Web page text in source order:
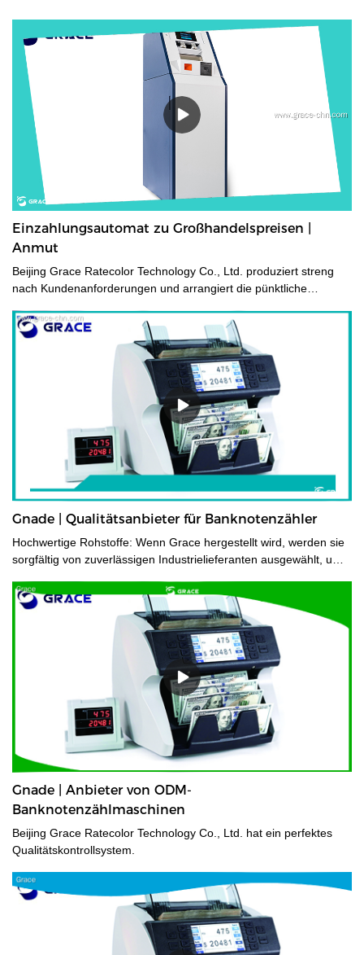
Einzahlungsautomat zu Großhandelspreisen |
Anmut
Beijing Grace Ratecolor Technology Co., Ltd. produziert streng
nach Kundenanforderungen und arrangiert die pünktliche
Gnade | Qualitätsanbieter für Banknotenzähler
Hochwertige Rohstoffe: Wenn Grace hergestellt wird, werden sie
sorgfältig von zuverlässigen Industrielieferanten ausgewählt, um
Versuche durchgeführt, um das richtige Material auszuwählen,
bevor sie in die Fabrik gelangen.
Gnade | Anbieter von ODM-
Banknotenzählmaschinen
Beijing Grace Ratecolor Technology Co., Ltd. hat ein perfektes
Qualitätskontrollsystem.